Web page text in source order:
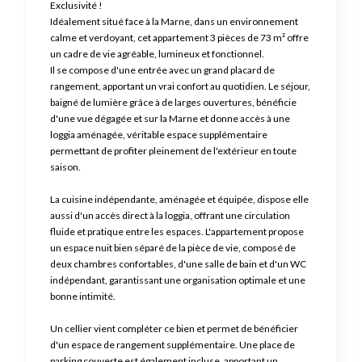
Exclusivité !
Idéalement situé face à la Marne, dans un environnement
calme et verdoyant, cet appartement 3 pièces de 73 m² offre
un cadre de vie agréable, lumineux et fonctionnel.
Il se compose d'une entrée avec un grand placard de
rangement, apportant un vrai confort au quotidien. Le séjour,
baigné de lumière grâce à de larges ouvertures, bénéficie
d'une vue dégagée et sur la Marne et donne accès à une
loggia aménagée, véritable espace supplémentaire
permettant de profiter pleinement de l'extérieur en toute
saison.
La cuisine indépendante, aménagée et équipée, dispose elle
aussi d'un accès direct à la loggia, offrant une circulation
fluide et pratique entre les espaces. L'appartement propose
un espace nuit bien séparé de la pièce de vie, composé de
deux chambres confortables, d'une salle de bain et d'un WC
indépendant, garantissant une organisation optimale et une
bonne intimité.
Un cellier vient compléter ce bien et permet de bénéficier
d'un espace de rangement supplémentaire. Une place de